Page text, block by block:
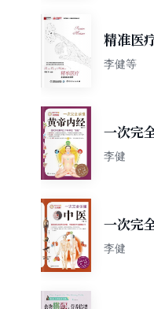
精准医
李健等
一次完
李健
一次完
李健